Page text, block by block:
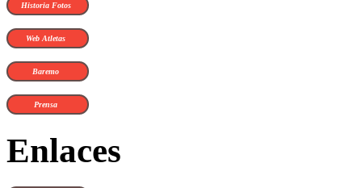
Historia Fotos
Web Atletas
Baremo
Prensa
Enlaces